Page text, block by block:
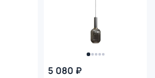
5 080 ₽